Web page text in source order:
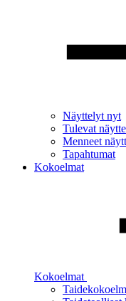
Näyttelyt nyt
Tulevat
Menneet
Tapahtumat
Kokoelmat
Kokoelmat